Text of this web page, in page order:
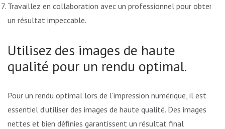
Travaillez en collaboration avec un professionnel pour obtenir
un résultat impeccable.
Utilisez des images de haute
qualité pour un rendu optimal.
Pour un rendu optimal lors de l’impression numérique, il est
essentiel d’utiliser des images de haute qualité. Des images
nettes et bien définies garantissent un résultat final